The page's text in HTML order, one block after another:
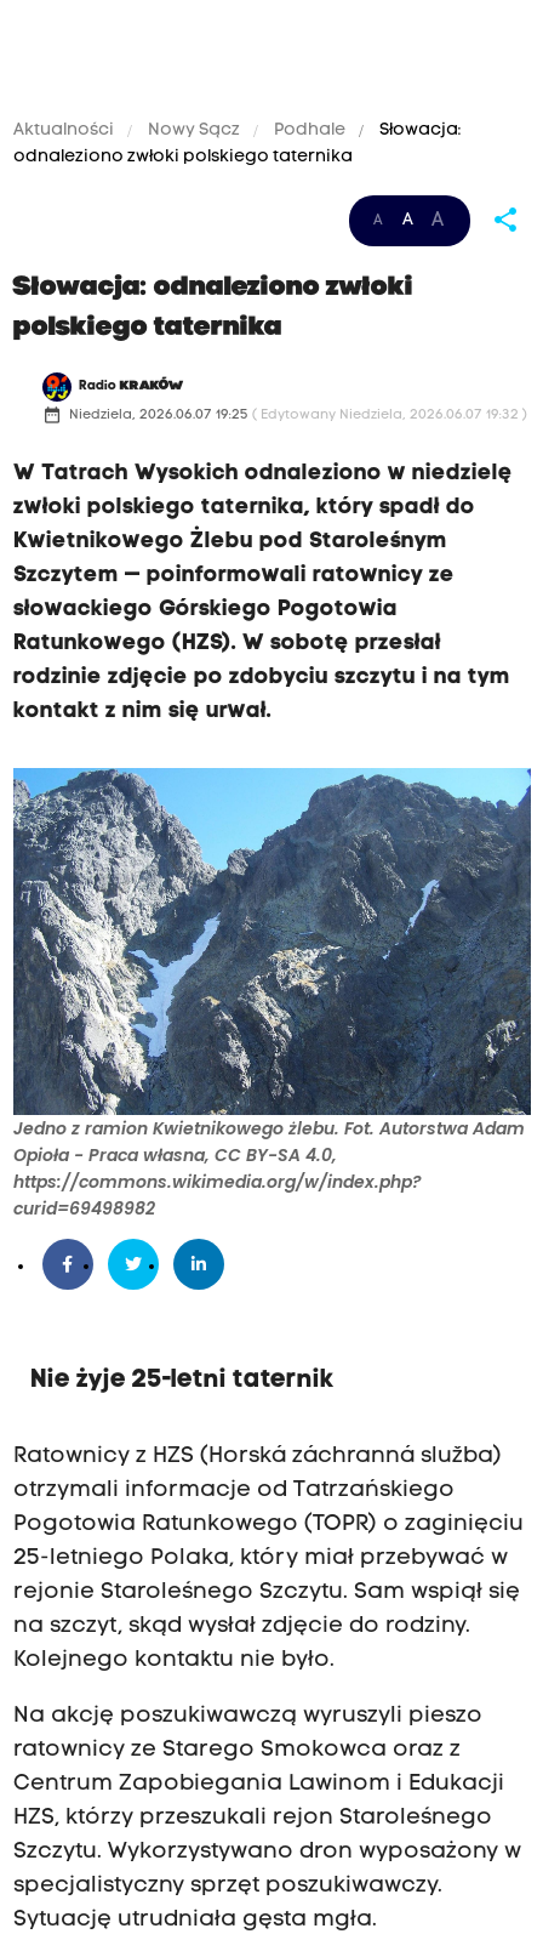
Aktualności Nowy Sącz Podhale
Słowacja:
odnaleziono zwłoki polskiego taternika
A A A share
Słowacja: odnaleziono zwłoki
polskiego taternika
Radio KRAKÓW
date_range Niedziela, 2026.06.07 19:25 ( Edytowany Niedziela, 2026.06.07 19:32 )
W Tatrach Wysokich odnaleziono w niedzielę
zwłoki polskiego taternika, który spadł do
Kwietnikowego Żlebu pod Staroleśnym
Szczytem — poinformowali ratownicy ze
słowackiego Górskiego Pogotowia
Ratunkowego (HZS). W sobotę przesłał
rodzinie zdjęcie po zdobyciu szczytu i na tym
kontakt z nim się urwał.
Jedno z ramion Kwietnikowego żlebu. Fot. Autorstwa Adam
Opioła - Praca własna, CC BY-SA 4.0,
https://commons.wikimedia.org/w/index.php?
curid=69498982
Nie żyje 25-letni taternik
Ratownicy z HZS (Horská záchranná služba)
otrzymali informacje od Tatrzańskiego
Pogotowia Ratunkowego (TOPR) o zaginięciu
25-letniego Polaka, który miał przebywać w
rejonie Staroleśnego Szczytu. Sam wspiął się
na szczyt, skąd wysłał zdjęcie do rodziny.
Kolejnego kontaktu nie było.
Na akcję poszukiwawczą wyruszyli pieszo
ratownicy ze Starego Smokowca oraz z
Centrum Zapobiegania Lawinom i Edukacji
HZS, którzy przeszukali rejon Staroleśnego
Szczytu. Wykorzystywano dron wyposażony w
specjalistyczny sprzęt poszukiwawczy.
Sytuację utrudniała gęsta mgła.